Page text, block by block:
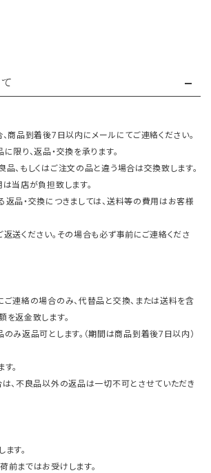
商品到着後7日以内にメールにてご連絡ください。
限り、返品・交換を承ります。
、もしくはご注文の品と違う場合は交換致します。
当店が負担致します。
品・交換につきましては、送料等の費用はお客様
送ください。その場合も必ず事前にご連絡くださ
連絡の場合のみ、代替品と交換、または送料を含
返金致します。
み返品可とします。（期間は商品到着後7日以内）
。
、不良品以外の返品は一切不可とさせていただき
す。
まではお受けします。